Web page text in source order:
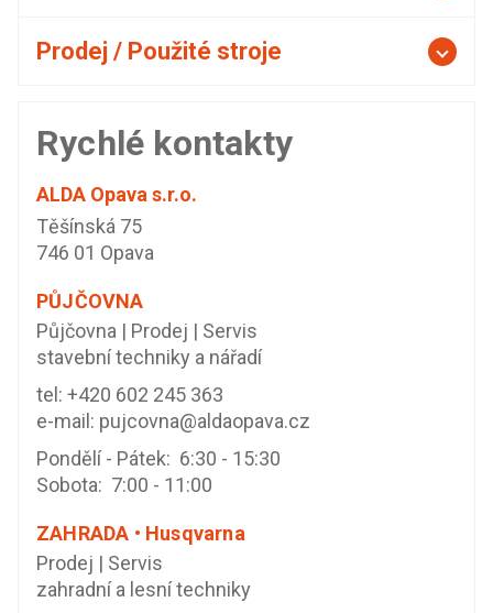
Prodej / Použité stroje
Rychlé kontakty
ALDA Opava s.r.o.
Těšínská 75
746 01 Opava
PŮJČOVNA
Půjčovna | Prodej | Servis
stavební techniky a nářadí
tel: +420 602 245 363
e-mail: pujcovna@aldaopava.cz
Pondělí - Pátek: 6:30 - 15:30
Sobota: 7:00 - 11:00
ZAHRADA • Husqvarna
Prodej | Servis
zahradní a lesní techniky